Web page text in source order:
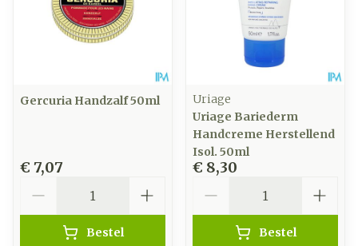
Gercuria Handzalf 50ml
€ 7,07
Bestel
Uriage
Uriage Bariederm
Handcreme Herstellend
Isol. 50ml
€ 8,30
Bestel